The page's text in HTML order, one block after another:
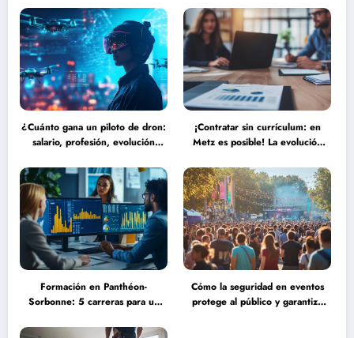
semana en establecimientos de
lujo
misiones del personal de servicio
hospitalario
¿Cuánto gana un piloto de dron:
salario, profesión, evolución
tecnologías autónomas
¡Contratar sin currículum: en
Metz es posible! La evolución
más humanos y eficaces
Formación en Panthéon-
Sorbonne: 5 carreras para un
financiera que transformarán tu
Cómo la seguridad en eventos
protege al público y garantiza